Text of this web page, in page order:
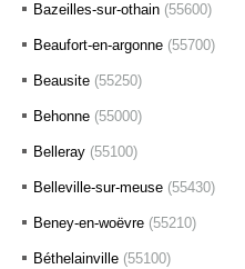
Bazeilles-sur-othain (55600)
Beaufort-en-argonne (55700)
Beausite (55250)
Behonne (55000)
Belleray (55100)
Belleville-sur-meuse (55430)
Beney-en-woëvre (55210)
Béthelainville (55100)